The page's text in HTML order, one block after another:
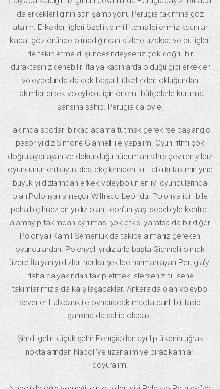
da erkekler liginin son şampiyonu Perugia takımına göz
atalım. Erkekler ligleri özellikle milli temsilcilerimiz kadınlar
kadar göz önünde olmadığından sizlere uzaksa ve bu ligleri
de takip etme düşüncesindeyseniz çok doğru bir
duraktasınız denebilir. İtalya kadınlarda olduğu gibi erkekler
voleybolunda da çok başarılı ülkelerden olduğundan
takımlar erkek voleybolu için önemli bütçelerle kurulma
şansına sahip. Perugia da öyle.
Takımda spotları birkaç adama tutmak gerekirse başlangıcı
pasör yıldız Simone Giannelli ile yapalım. Oyun ritmi çok
doğru ayarlayan ve dokunduğu hücumları sihre çeviren yıldız
oyuncunun en büyük destekçilerinden biri tabii ki takımın yine
büyük yıldızlarından erkek voleybolun en iyi oyuncularında
olan Polonyalı smaçör Wilfredo León’du. Polonya için bile
paha biçilmez bir yıldız olan Leon’un yaşı sebebiyle kontrat
alamayıp takımdan ayrılması şok etkisi yaratsa da bir diğer
Polonyalı Kamil Semeniuk da takibe almanız gereken
oyunculardan. Polonyalı yıldızlarla başta Giannelli olmak
üzere İtalyan yıldızları harika şekilde harmanlayan Perugia’yı
daha da yakından takip etmek isterseniz bu sene
takımlarımızla da karşılaşacaklar. Ankara’da olan voleybol
severler Halkbank ile oynanacak maçta canlı bir takip
şansına da sahip olacak.
Şimdi gelin küçük şehir Perugia’dan ayrılıp ülkenin uğrak
noktalarından Napoli’ye uzanalım ve biraz karınları
doyuralım.